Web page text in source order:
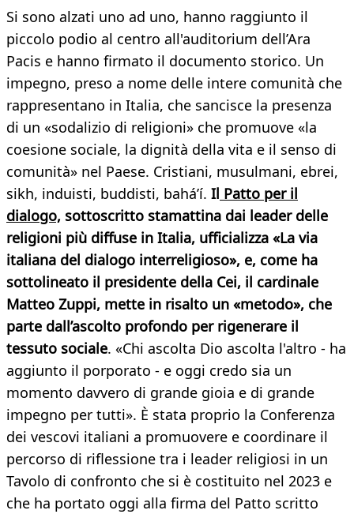
Si sono alzati uno ad uno, hanno raggiunto il
piccolo podio al centro all'auditorium dell’Ara
Pacis e hanno firmato il documento storico. Un
impegno, preso a nome delle intere comunità che
rappresentano in Italia, che sancisce la presenza
di un «sodalizio di religioni» che promuove «la
coesione sociale, la dignità della vita e il senso di
comunità» nel Paese. Cristiani, musulmani, ebrei,
sikh, induisti, buddisti, bahá’í. Il Patto per il
dialogo, sottoscritto stamattina dai leader delle
religioni più diffuse in Italia, ufficializza «La via
italiana del dialogo interreligioso», e, come ha
sottolineato il presidente della Cei, il cardinale
Matteo Zuppi, mette in risalto un «metodo», che
parte dall’ascolto profondo per rigenerare il
tessuto sociale. «Chi ascolta Dio ascolta l'altro - ha
aggiunto il porporato - e oggi credo sia un
momento davvero di grande gioia e di grande
impegno per tutti». È stata proprio la Conferenza
dei vescovi italiani a promuovere e coordinare il
percorso di riflessione tra i leader religiosi in un
Tavolo di confronto che si è costituito nel 2023 e
che ha portato oggi alla firma del Patto scritto